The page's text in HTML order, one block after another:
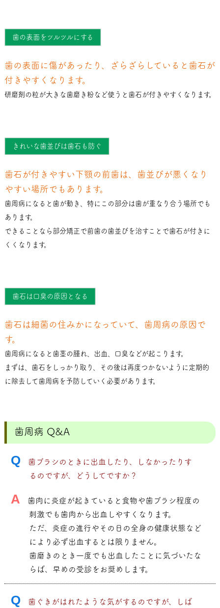
歯の表面をツルツルにする
歯の表面に傷があったり、ざらざらしていると歯石が
付きやすくなります。
研磨剤の粒が大きな歯磨き粉など使うと歯石が付きやすくなります。
きれいな歯並びは歯石も防ぐ
歯石が付きやすい下顎の前歯は、歯並びが悪くなり
やすい場所でもあります。
歯周病になると歯が動き、特にこの部分は歯が重なり合う場所でも
あります。
できることなら部分矯正で前歯の歯並びを治すことで歯石が付きに
くくなります。
歯石は口臭の原因となる
歯石は細菌の住みかになっていて、歯周病の原因で
す。
歯周病になると歯茎の腫れ、出血、口臭などが起こります。
まずは、歯石をしっかり取り、その後は再度つかないように定期的
に除去して歯周病を予防していく必要があります。
歯周病 Q&A
Q
歯ブラシのときに出血したり、しなかったりす
るのですが、どうしてですか？
A
歯肉に炎症が起きていると食物や歯ブラシ程度の
刺激でも歯肉から出血しやすくなります。
ただ、炎症の進行やその日の全身の健康状態など
により必ず出血するとは限りません。
歯磨きのとき一度でも出血したことに気づいたな
らば、早めの受診をお奨めします。
Q
歯ぐきがはれたような気がするのですが、しば